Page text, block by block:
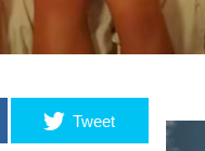
Tweet